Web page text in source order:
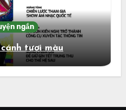
ngắn
tươi màu